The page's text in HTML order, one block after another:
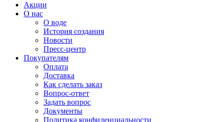
Акции
О нас
О воде
История создания
Новости
Пресс-центр
Покупателям
Оплата
Доставка
Как сделать заказ
Вопрос-ответ
Задать вопрос
Документы
Политика конфиденциальности